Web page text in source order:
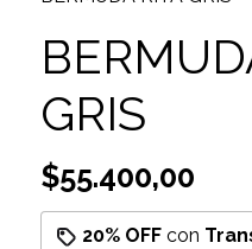
GRIS
$55.400,00
20% OFFcon